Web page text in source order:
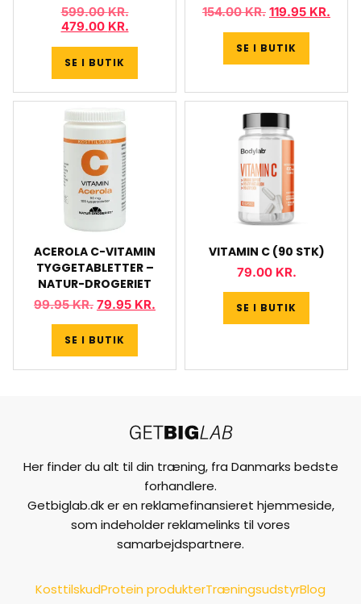
599.00KR.
479.00 KR.
SE I BUTIK
154.00KR. 119.95 KR.
SE I BUTIK
ACEROLA C-VITAMIN
TYGGETABLETTER –
NATUR-DROGERIET
99.95KR. 79.95 KR.
SE I BUTIK
VITAMIN C (90 STK)
79.00 KR.
SE I BUTIK
Her finder du alt til din træning, fra Danmarks bedste
forhandlere.
Getbiglab.dk er en reklamefinansieret hjemmeside,
som indeholder reklamelinks til vores
samarbejdspartnere.
KosttilskudProtein produkterTræningsudstyrBlog